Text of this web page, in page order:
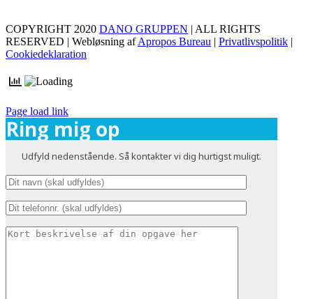
COPYRIGHT 2020 DANO GRUPPEN | ALL RIGHTS
RESERVED | Webløsning afApropos Bureau | Privatlivspolitik |
Cookiedeklaration
Page load link
Ring mig op
Udfyld nedenstående. Så kontakter vi dig hurtigst muligt.